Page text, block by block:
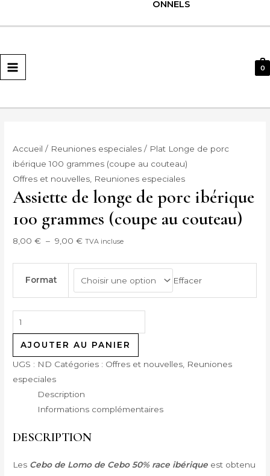
ONNELS
PRINCIPAL
0
Accueil / Reuniones especiales / Plat Longe de porc
ibérique 100 grammes (coupe au couteau)
Offres et nouvelles Reuniones especiales
Assiette de longe de porc ibérique
100 grammes (coupe au couteau)
8,00€ – 9,00€ TVA incluse
Format Effacer
AJOUTER AU PANIER
UGS : ND Catégories : Offres et nouvelles Reuniones
especiales
Description
Informations complémentaires
DESCRIPTION
Les Cebo de Lomo de Cebo 50% race ibérique est obtenu